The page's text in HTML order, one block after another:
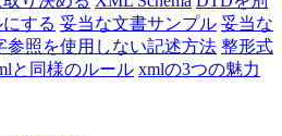
する 妥当な文書サンプル 妥当な
参照を使用しない記述方法 整形式
と同様のルール xmlの3つの魅力